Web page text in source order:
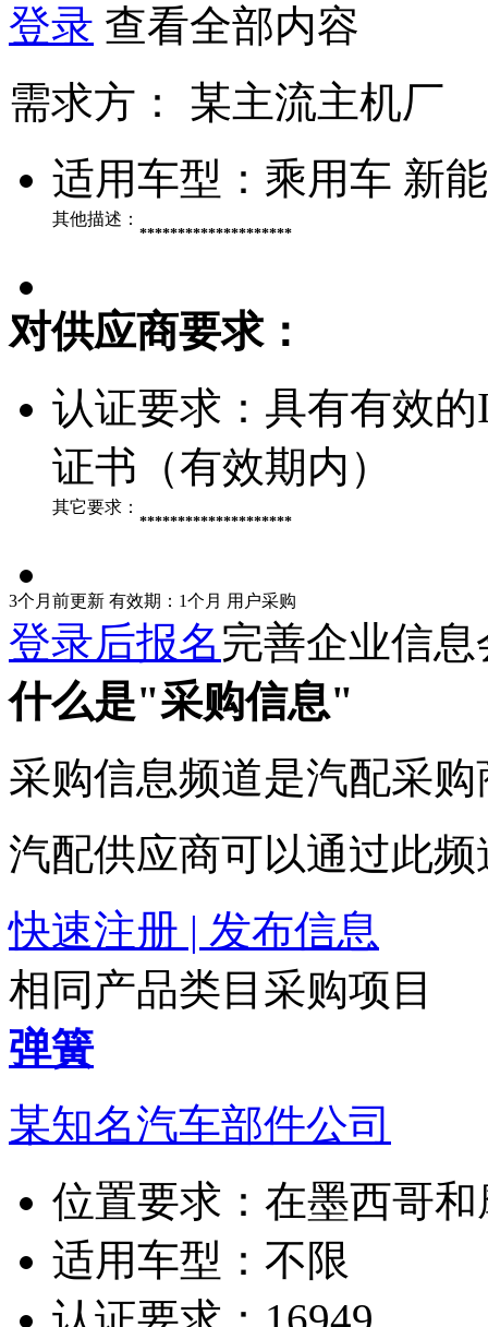
登录 查看全部内容
需求方：
某主流主机厂
适用车型： 乘用车 新
其他描述：
********************
对供应商要求：
认证要求： 具有有效的
证书（有效期内）
其它要求：
********************
3个月前更新 有效期：1个月 用户采购
登录后报名完善企业信
什么是"采购信息"
采购信息频道是汽配采
汽配供应商可以通过此
快速注册 | 发布信息
相同产品类目采购项目
弹簧
某知名汽车部件公司
位置要求： 在墨西哥
适用车型： 不限